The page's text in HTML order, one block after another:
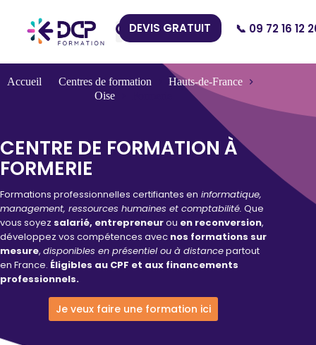
DEVIS GRATUIT 📞 09 72 16 12
Accueil Centres de formation
Hauts-de-France
Oise
CENTRE DE FORMATION À
FORMERIE
Formations professionnelles certifiantes en informatique,
management, ressources humaines et comptabilité. Que
vous soyez salarié, entrepreneurou en reconversion,
développez vos compétences avec nos formations sur
mesure, disponibles en présentiel ou à distancepartout
en France. Éligibles au CPF et aux financements
professionnels.
Je veux faire une formation ici